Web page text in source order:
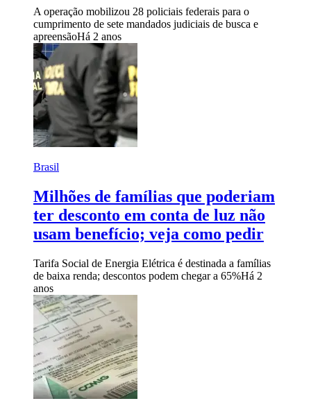
A operação mobilizou 28 policiais federais para o
cumprimento de sete mandados judiciais de busca e
apreensãoHá 2 anos
Brasil
Milhões de famílias que poderiam
ter desconto em conta de luz não
usam benefício; veja como pedir
Tarifa Social de Energia Elétrica é destinada a famílias
de baixa renda; descontos podem chegar a 65%Há 2
anos